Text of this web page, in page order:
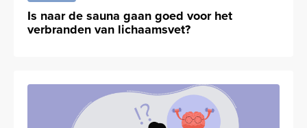
Is naar de sauna gaan goed voor het
verbranden van lichaamsvet?